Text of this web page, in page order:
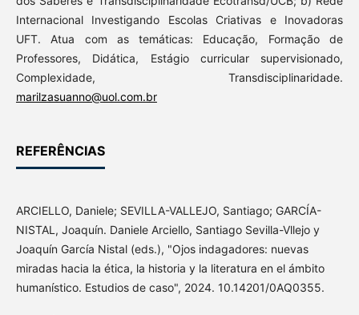
Internacional Investigando Escolas Criativas e Inovadoras
UFT. Atua com as temáticas: Educação, Formação de
Professores, Didática, Estágio curricular supervisionado,
Complexidade, Transdisciplinaridade.
marilzasuanno@uol.com.br
REFERÊNCIAS
ARCIELLO, Daniele; SEVILLA-VALLEJO, Santiago; GARCÍA-
NISTAL, Joaquín. Daniele Arciello, Santiago Sevilla-Vllejo y
Joaquín García Nistal (eds.), "Ojos indagadores: nuevas
miradas hacia la ética, la historia y la literatura en el ámbito
humanístico. Estudios de caso", 2024. 10.14201/0AQ0355.